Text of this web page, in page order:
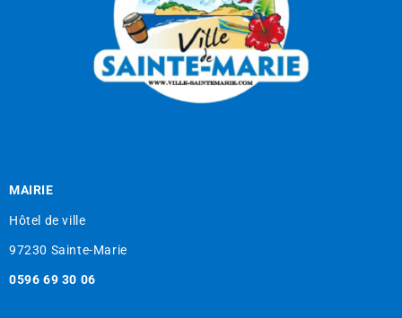
MAIRIE
Hôtel de ville
97230 Sainte-Marie
0596 69 30 06